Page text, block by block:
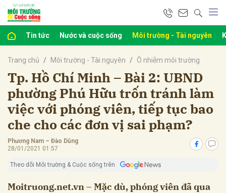
Tin tức Nước và cuộc sống Môi trường - Tài nguyên
Trang chủ Môi trường - Tài nguyên Ô nhiễm môi trường
Tp. Hồ Chí Minh – Bài 2: UBND
phường Phú Hữu trốn tránh làm
việc với phóng viên, tiếp tục bao
che cho các đơn vị sai phạm?
Phương Nam – Đào Dũng
28/01/2021 01:57
Theo dõi Môi trường & Cuộc sống trên
Moitruong.net.vn – Mặc dù, phóng viên đã qua